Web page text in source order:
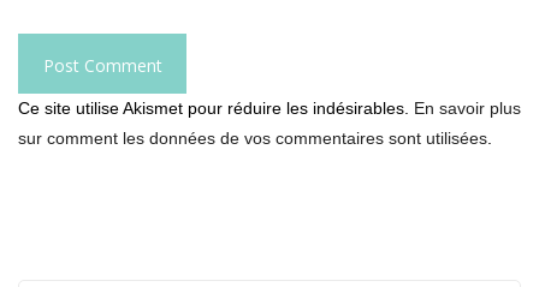
Ce site utilise Akismet pour réduire les indésirables. En savoir plus
sur comment les données de vos commentaires sont utilisées